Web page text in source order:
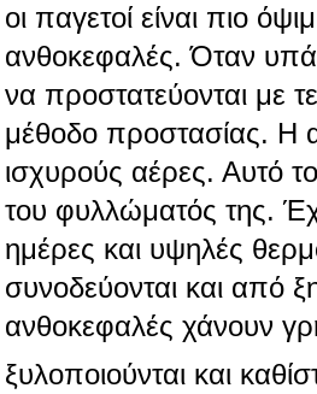
οι παγετοί είναι πιο
ανθοκεφαλές. Όταν
να προστατεύονται με
μέθοδο προστασίας. Η
ισχυρούς αέρες. Αυτό
του φυλλώματός της.
ημέρες και υψηλές
συνοδεύονται και από
ανθοκεφαλές χάνουν
ξυλοποιούνται και